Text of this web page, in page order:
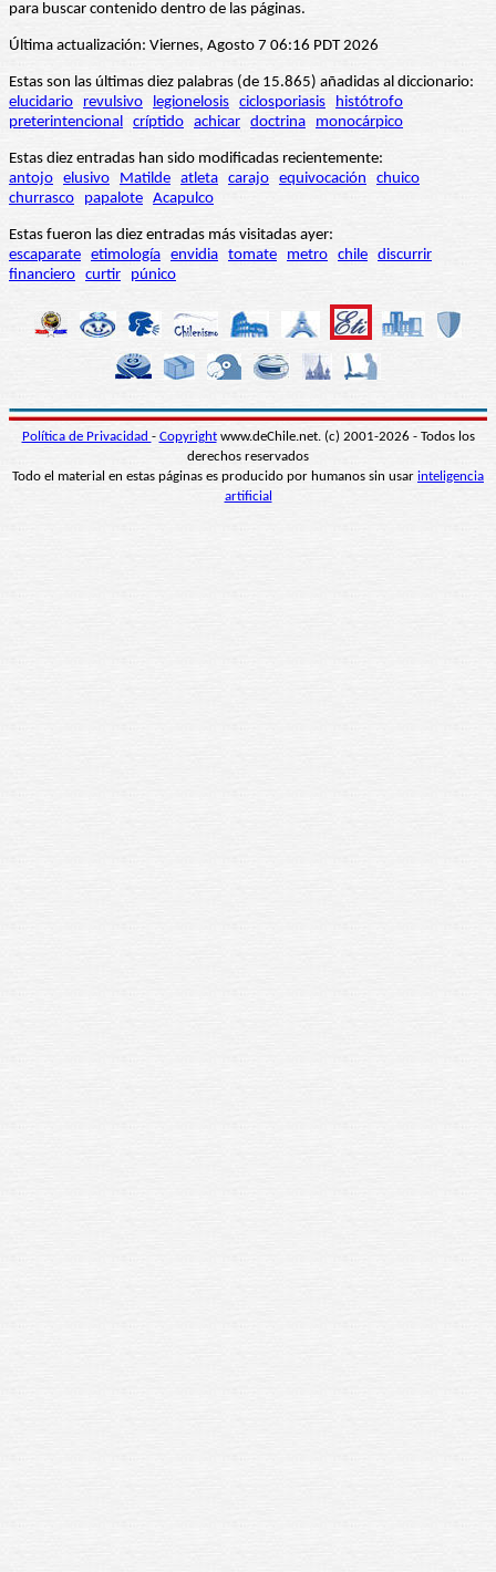
para buscar contenido dentro de las páginas.
Última actualización: Viernes, Agosto 7 06:16 PDT 2026
Estas son las últimas diez palabras (de 15.865) añadidas al diccionario:
elucidario
revulsivo legionelosis ciclosporiasis
histótrofo
preterintencional críptido achicar doctrina monocárpico
Estas diez entradas han sido modificadas recientemente:
antojo elusivo Matilde atleta carajo equivocación
chuico
churrasco
papalote Acapulco
Estas fueron las diez entradas más visitadas ayer:
escaparate etimología envidia tomate metro chile discurrir
financiero curtir púnico
Política de Privacidad - Copyrightwww.deChile.net. (c) 2001-2026 - Todos los
derechos reservados
Todo el material en estas páginas es producido por humanos sin usar inteligencia
artificial